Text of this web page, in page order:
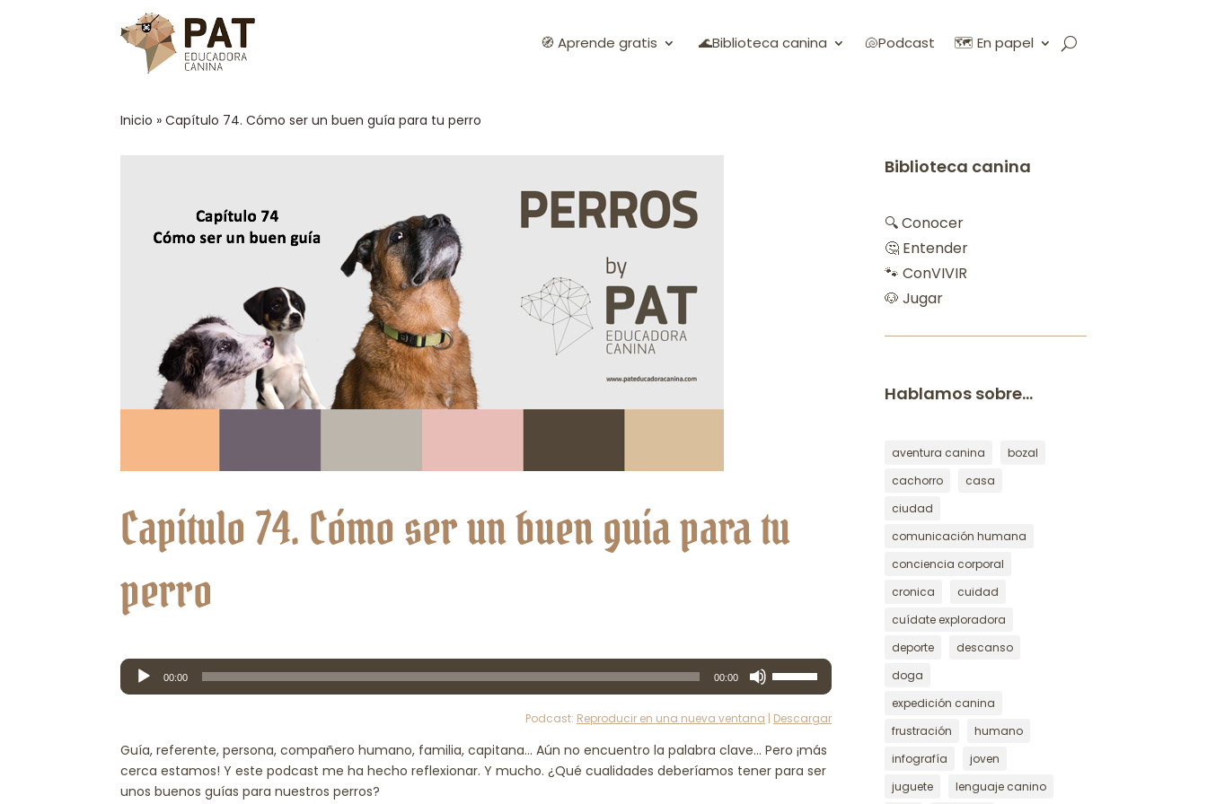
🧭 Aprende gratis 🌊Biblioteca canina 🐚Podcast 🗺️ En papel
Inicio »Capítulo 74. Cómo ser un buen guía para tu perro
Capítulo 74. Cómo ser un buen guía para tu
perro
Reproductor
de
00:00 00:00
flecha
arriba/abajo
Podcast: Reproducir en una nueva ventana | Descargar
Guía, referente, persona, compañero humano, familia, capitana… Aún no encuentro la palabra clave… Pero ¡más
cerca estamos! Y este podcast me ha hecho reflexionar. Y mucho. ¿Qué cualidades deberíamos tener para ser
unos buenos guías para nuestros perros?
Biblioteca canina
🔍 Conocer
🤔 Entender
🐾 ConVIVIR
🐶 Jugar
Hablamos sobre…
aventura canina
bozal
cachorro
casa
ciudad
comunicación humana
conciencia corporal
cronica
cuidad
cuídate exploradora
deporte
descanso
doga
expedición canina
frustración
humano
infografía
joven
juguete
lenguaje canino